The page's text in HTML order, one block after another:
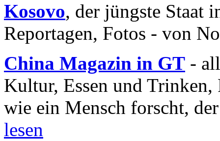
Kosovo, der jüngste Staat
Reportagen, Fotos - von
China Magazin in GT -
Kultur, Essen und
wie ein Mensch forscht,
lesen